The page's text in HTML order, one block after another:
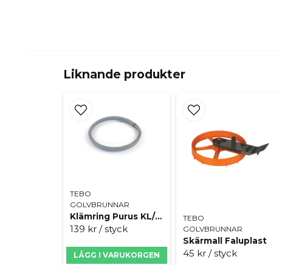
Liknande produkter
TEBO
GOLVBRUNNAR
Klämring Purus KL/150 grå
139 kr / styck
LÄGG I VARUKORGEN
TEBO
GOLVBRUNNAR
Skärmall Faluplast
45 kr / styck